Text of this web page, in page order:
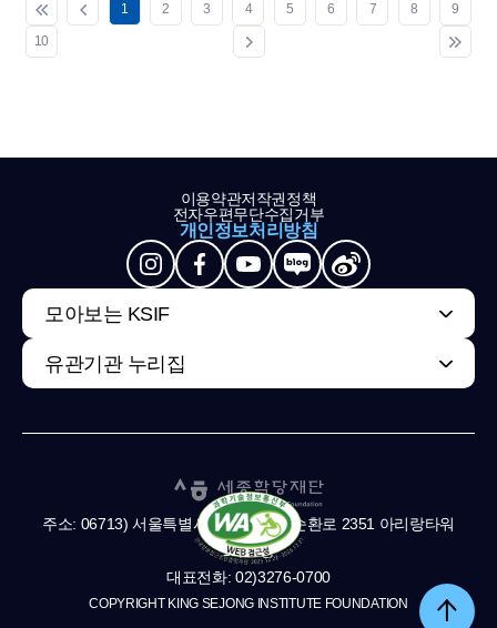
1 2 3 4 5 6 7 8 9
10
이용약관저작권정책
전자우편무단수집거부
개인정보처리방침
모아보는 KSIF
유관기관 누리집
주소: 06713) 서울특별시 서초구 남부순환로 2351 아리랑타워
11,13층
대표전화: 02)3276-0700
COPYRIGHT KING SEJONG INSTITUTE FOUNDATION